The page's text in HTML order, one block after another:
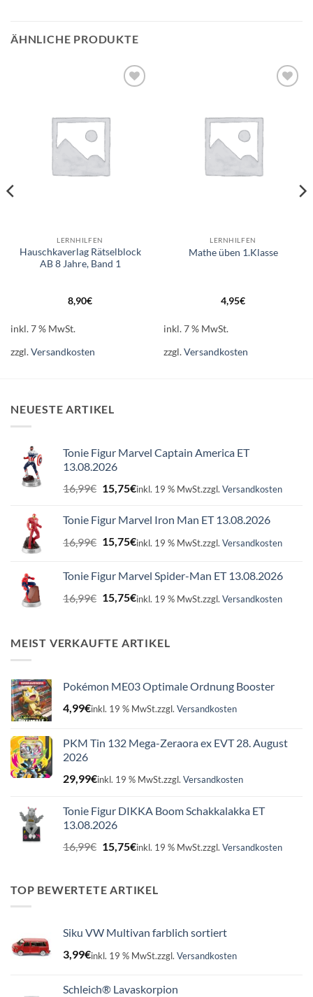
ÄHNLICHE PRODUKTE
LERNHILFEN
Hauschkaverlag Rätselblock
AB 8 Jahre, Band 1
8,90€
inkl. 7 % MwSt.
zzgl.Versandkosten
LERNHILFEN
Mathe üben 1.Klasse
4,95€
inkl. 7 % MwSt.
zzgl.Versandkosten
NEUESTE ARTIKEL
Tonie Figur Marvel Captain America ET
13.08.2026
16,99€ Ursprünglicher
Preis
16,99€
15,75€Aktueller
15,75€.
inkl. 19 % MwSt.zzgl. Versandkosten
Tonie Figur Marvel Iron Man ET 13.08.2026
16,99€ Ursprünglicher
16,99€
15,75€Aktueller
15,75€.
inkl. 19 % MwSt.zzgl. Versandkosten
Tonie Figur Marvel Spider-Man ET 13.08.2026
16,99€ Ursprünglicher
16,99€
15,75€Aktueller
15,75€.
inkl. 19 % MwSt.zzgl. Versandkosten
MEIST VERKAUFTE ARTIKEL
Pokémon ME03 Optimale Ordnung Booster
4,99€inkl. 19 % MwSt.zzgl. Versandkosten
PKM Tin 132 Mega-Zeraora ex EVT 28. August
2026
29,99€inkl. 19 % MwSt.zzgl. Versandkosten
Tonie Figur DIKKA Boom Schakkalakka ET
13.08.2026
16,99€ Ursprünglicher
Preis
16,99€
15,75€Aktueller
15,75€.
inkl. 19 % MwSt.zzgl. Versandkosten
TOP BEWERTETE ARTIKEL
Siku VW Multivan farblich sortiert
3,99€inkl. 19 % MwSt.zzgl. Versandkosten
Schleich® Lavaskorpion